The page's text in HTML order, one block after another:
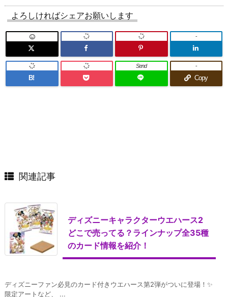
よろしければシェアお願いします
-
B!
Send
Copy
-
関連記事
ディズニーキャラクターウエハース2
どこで売ってる？ラインナップ全35種
のカード情報を紹介！
ディズニーファン必見のカード付きウエハース第2弾がついに登場！✨
限定アートなど、 ...